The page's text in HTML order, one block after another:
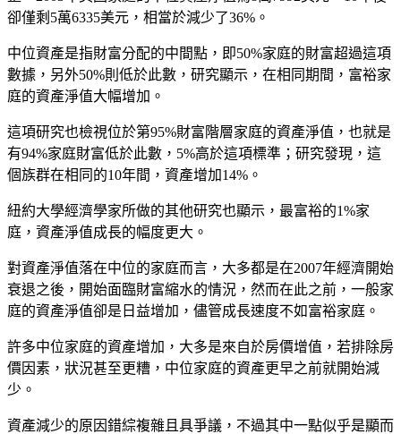
卻僅剩5萬6335美元，相當於減少了36%。
中位資產是指財富分配的中間點，即50%家庭的財富超過這項
數據，另外50%則低於此數，研究顯示，在相同期間，富裕家
庭的資產淨值大幅增加。
這項研究也檢視位於第95%財富階層家庭的資產淨值，也就是
有94%家庭財富低於此數，5%高於這項標準；研究發現，這
個族群在相同的10年間，資產增加14%。
紐約大學經濟學家所做的其他研究也顯示，最富裕的1%家
庭，資產淨值成長的幅度更大。
對資產淨值落在中位的家庭而言，大多都是在2007年經濟開始
衰退之後，開始面臨財富縮水的情況，然而在此之前，一般家
庭的資產淨值卻是日益增加，儘管成長速度不如富裕家庭。
許多中位家庭的資產增加，大多是來自於房價增值，若排除房
價因素，狀況甚至更糟，中位家庭的資產更早之前就開始減
少。
資產減少的原因錯綜複雜且具爭議，不過其中一點似乎是顯而